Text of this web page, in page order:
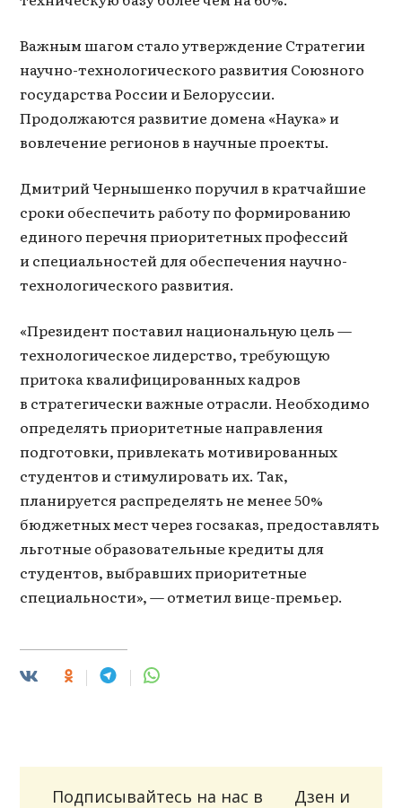
Важным шагом стало утверждение Стратегии
научно-технологического развития Союзного
государства России и Белоруссии.
Продолжаются развитие домена «Наука» и
вовлечение регионов в научные проекты.
Дмитрий Чернышенко поручил в кратчайшие
сроки обеспечить работу по формированию
единого перечня приоритетных профессий
и специальностей для обеспечения научно-
технологического развития.
«Президент поставил национальную цель —
технологическое лидерство, требующую
притока квалифицированных кадров
в стратегически важные отрасли. Необходимо
определять приоритетные направления
подготовки, привлекать мотивированных
студентов и стимулировать их. Так,
планируется распределять не менее 50%
бюджетных мест через госзаказ, предоставлять
льготные образовательные кредиты для
студентов, выбравших приоритетные
специальности», — отметил вице-премьер.
Подписывайтесь на нас в Дзен и